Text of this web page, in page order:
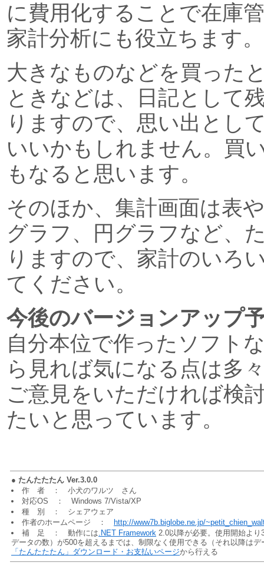
に費用化することで在庫
家計分析にも役立ちます。
大きなものなどを買った
ときなどは、日記として
りますので、思い出とし
いいかもしれません。買
もなると思います。
そのほか、集計画面は表
グラフ、円グラフなど、
りますので、家計のいろ
てください。
今後のバージョンアップ
自分本位で作ったソフト
ら見れば気になる点は多
ご意見をいただければ検
たいと思っています。
● たんたたたん Ver.3.0.0
作 者 ： 小犬のワルツ さん
対応OS ： Windows 7/Vista/XP
種 別 ： シェアウェア
作者のホームページ ：
http://www7b.biglobe.ne.jp/
補 足 ： 動作には.NET Framework 2.0以降が必要。使用開始よ
データの数）が500を超えるまでは、制限なく使用できる（それ以降は
「たんたたたん」ダウンロード・お支払いページから行える